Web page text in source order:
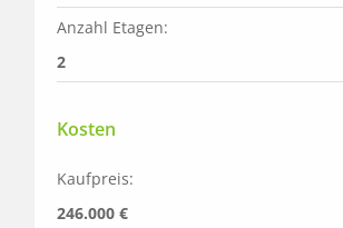
Anzahl Etagen:
2
Kosten
Kaufpreis:
246.000 €